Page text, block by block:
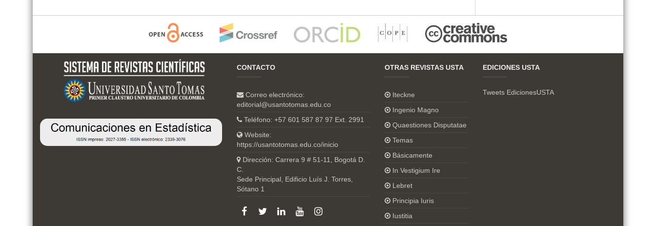
CONTACTO
Correo electrónico:
editorial@usantotomas.edu.co
Teléfono: +57 601 587 87 97 Ext. 2991
Website:
https://usantotomas.edu.co/inicio
Dirección: Carrera 9 # 51-11, Bogotá D.
C.
Sede Principal, Edificio Luís J. Torres,
Sótano 1
OTRAS REVISTAS USTA
Iteckne
Ingenio Magno
Quaestiones Disputatae
Temas
Básicamente
In Vestigium Ire
Lebret
Principia Iuris
Iustitia
EDICIONES USTA
Tweets EdicionesUSTA